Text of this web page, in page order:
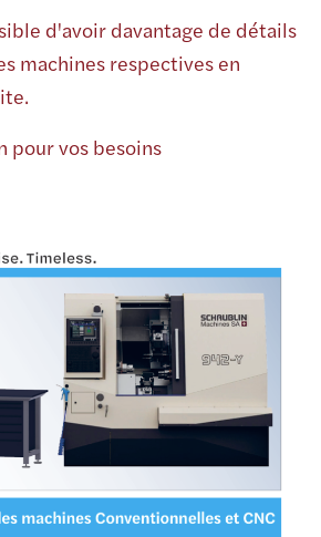
d'avoir davantage de détails
machines respectives en
pour vos besoins